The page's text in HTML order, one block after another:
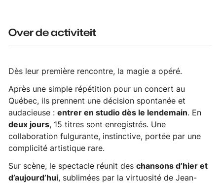
Over de activiteit
Dès leur première rencontre, la magie a opéré.
Après une simple répétition pour un concert au
Québec, ils prennent une décision spontanée et
audacieuse :entrer en studio dès le lendemain. En
deux jours, 15 titres sont enregistrés. Une
collaboration fulgurante, instinctive, portée par une
complicité artistique rare.
Sur scène, le spectacle réunit deschansons d’hier et
d’aujourd’hui, sublimées par la virtuosité de Jean-